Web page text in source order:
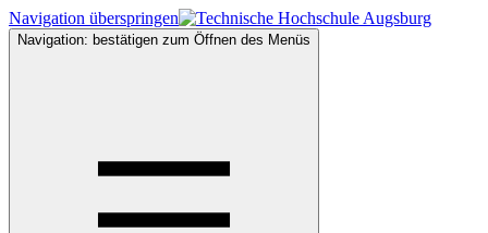
Navigation überspringen
Navigation: bestätigen zum Öffnen des Menüs